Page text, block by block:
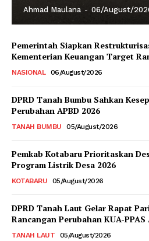
Ahmad Maulana - 06/August/
Pemerintah Siapkan
Kementerian Keuangan Target
NASIONAL 06/August/2026
DPRD Tanah Bumbu Sahkan
Perubahan APBD 2026
TANAH BUMBU 05/August/2026
Pemkab Kotabaru Prioritaskan
Program Listrik Desa 2026
KOTABARU 05/August/2026
DPRD Tanah Laut Gelar Rapat
Rancangan Perubahan KUA-PPAS
TANAH LAUT 05/August/2026